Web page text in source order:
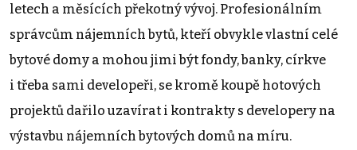
letech a měsících překotný vývoj. Profesionálním
správcům nájemních bytů, kteří obvykle vlastní celé
bytové domy a mohou jimi být fondy, banky, církve
i třeba sami developeři, se kromě koupě hotových
projektů dařilo uzavírat i kontrakty s developery na
výstavbu nájemních bytových domů na míru.